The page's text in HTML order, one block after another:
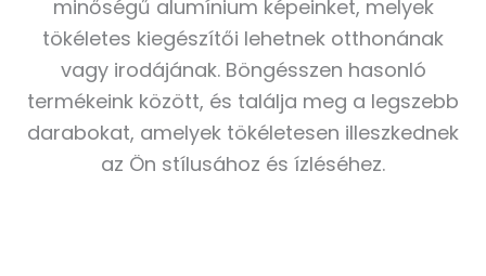
minőségű alumínium képeinket, melyek
tökéletes kiegészítői lehetnek otthonának
vagy irodájának. Böngésszen hasonló
termékeink között, és találja meg a legszebb
darabokat, amelyek tökéletesen illeszkednek
az Ön stílusához és ízléséhez.